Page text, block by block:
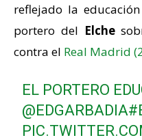
reflejado la
portero del Elche
contra el Real Madrid
EL PORTERO
@EDGARBADIA